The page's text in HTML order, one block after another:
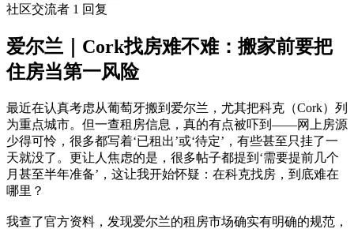
社区交流者 1 回复
爱尔兰｜Cork找房难不难：搬家前要把
住房当第一风险
最近在认真考虑从葡萄牙搬到爱尔兰，尤其把科克（Cork）列
为重点城市。但一查租房信息，真的有点被吓到——网上房源
少得可怜，很多都写着‘已租出’或‘待定’，有些甚至只挂了一
天就没了。更让人焦虑的是，很多帖子都提到‘需要提前几个
月甚至半年准备’，这让我开始怀疑：在科克找房，到底难在
哪里？
我查了官方资料，发现爱尔兰的租房市场确实有明确的规范，